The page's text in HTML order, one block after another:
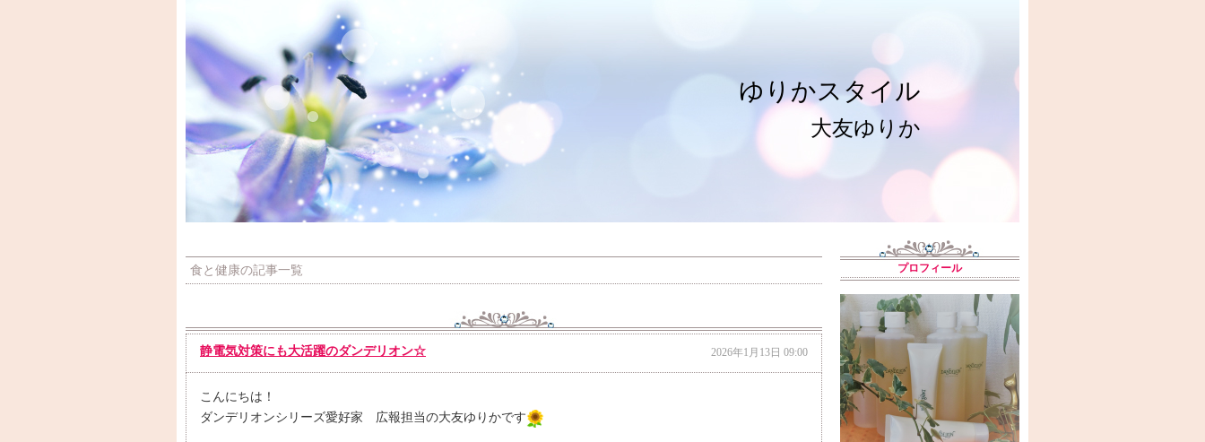
ゆりかスタイル
大友ゆりか
食と健康の記事一覧
静電気対策にも大活躍のダンデリオン☆ 2026年1月13日 09:00
こんにちは！
ダンデリオンシリーズ愛好家 広報担当の大友ゆりかです
プロフィール